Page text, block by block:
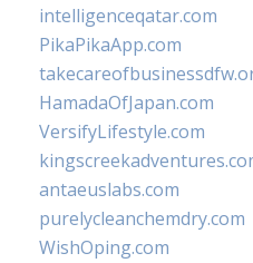
intelligenceqatar.com
PikaPikaApp.com
HamadaOfJapan.com
VersifyLifestyle.com
antaeuslabs.com
purelycleanchemdry.com
WishOping.com